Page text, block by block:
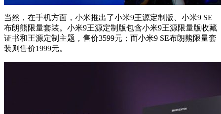
当然，在手机方面，小米推出了小米9王源定制版、小米9 SE
布朗熊限量套装。小米9王源定制版包含小米9王源限量版收藏
证书和王源定制主题，售价3599元；而小米9 SE布朗熊限量套
装则售价1999元。